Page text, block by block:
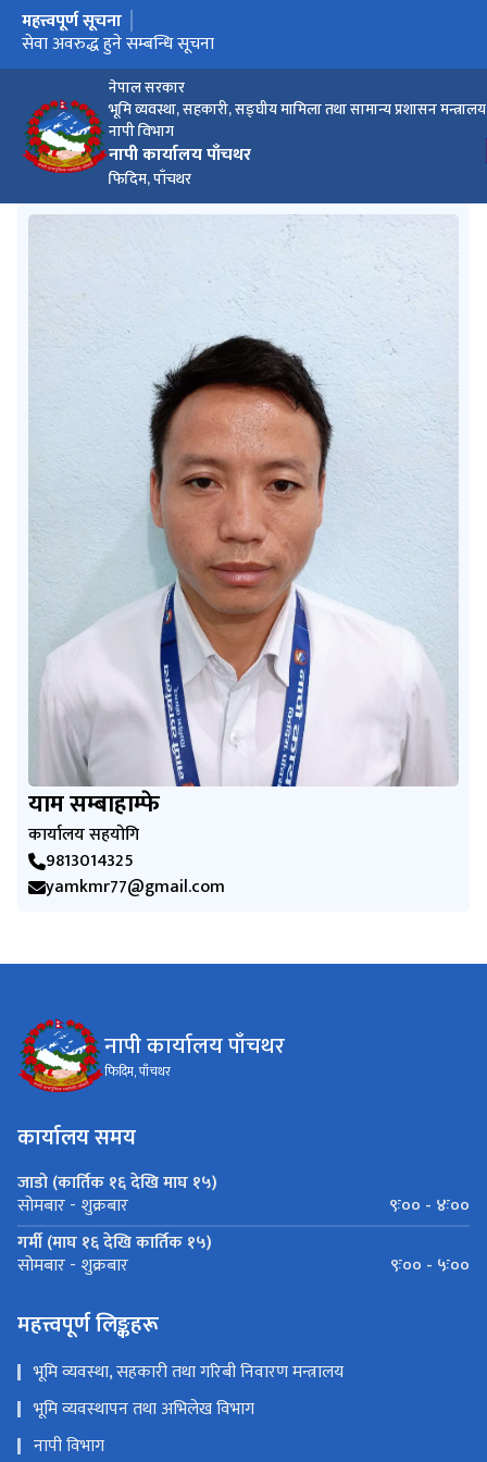
नेपाल सरकार
भूमि व्यवस्था, सहकारी, सङ्घीय मामिला तथा सामान्य प्रशासन मन्त्रालय
नापी विभाग
नापी कार्यालय पाँचथर
फिदिम, पाँचथर
मुख्य नेभिगेसनमा जानुहोस्
महत्त्वपूर्ण सूचना
बैंक तथा वित्तीय संस्था सबैले मेरो कित्ता मार्फत सेवा लिने सम्बन्धी सूचना
सेवा अवरुद्ध हुने सम्बन्धि सूचना
फिल्ड रेखाङ्कन सम्बन्धी कार्य नगरिने सम्बन्धमा ।
याम सम्बाहाम्फे
कार्यालय सहयोगि
9813014325
yamkmr77@gmail.com
नापी कार्यालय पाँचथर
फिदिम, पाँचथर
कार्यालय समय
जाडो (कार्तिक १६ देखि माघ १५)
सोमबार - शुक्रबार
९ः०० - ४ः००
गर्मी (माघ १६ देखि कार्तिक १५)
सोमबार - शुक्रबार ९ः०० - ५ः००
महत्त्वपूर्ण लिङ्कहरू
भूमि व्यवस्था, सहकारी तथा गरिबी निवारण मन्त्रालय
भूमि व्यवस्थापन तथा अभिलेख विभाग
नापी विभाग